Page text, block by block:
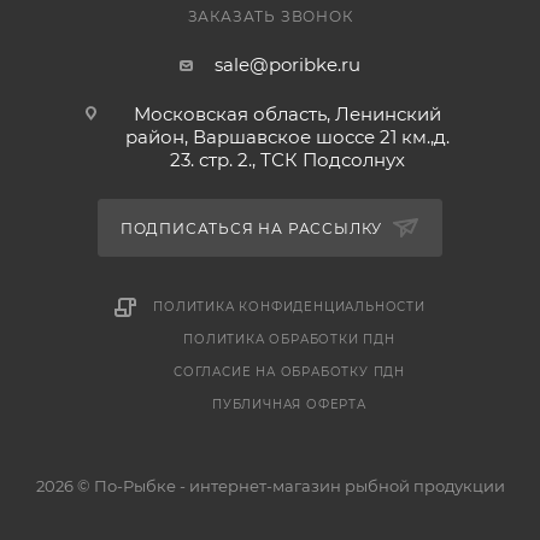
его избытком соли.
* Натуральный продукт: Изготовлено без
ароматизаторов и консервантов — только
рыба и соль.
* Традиционное качество: Контроль
правильную текстуру, отсутствие
продукта.
ЗАКАЗАТЬ ЗВОНОК
sale@poribke.ru
Московская область, Ленинский
район, Варшавское шоссе 21 км.,д.
23. стр. 2., ТСК Подсолнух
ПОДПИСАТЬСЯ НА РАССЫЛКУ
ПОЛИТИКА КОНФИДЕНЦИАЛЬНОСТИ
ПОЛИТИКА ОБРАБОТКИ ПДН
СОГЛАСИЕ НА ОБРАБОТКУ ПДН
ПУБЛИЧНАЯ ОФЕРТА
2026 © По-Рыбке - интернет-магазин рыбной продукции